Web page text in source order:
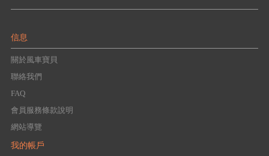
信息
關於風車寶貝
聯絡我們
FAQ
會員服務條款說明
網站導覽
我的帳戶